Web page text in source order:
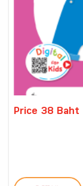
Price 38 Baht